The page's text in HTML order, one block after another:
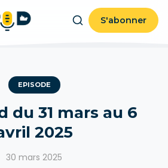
S'abonner
EPISODE
du 31 mars au 6
2025
30 mars 2025